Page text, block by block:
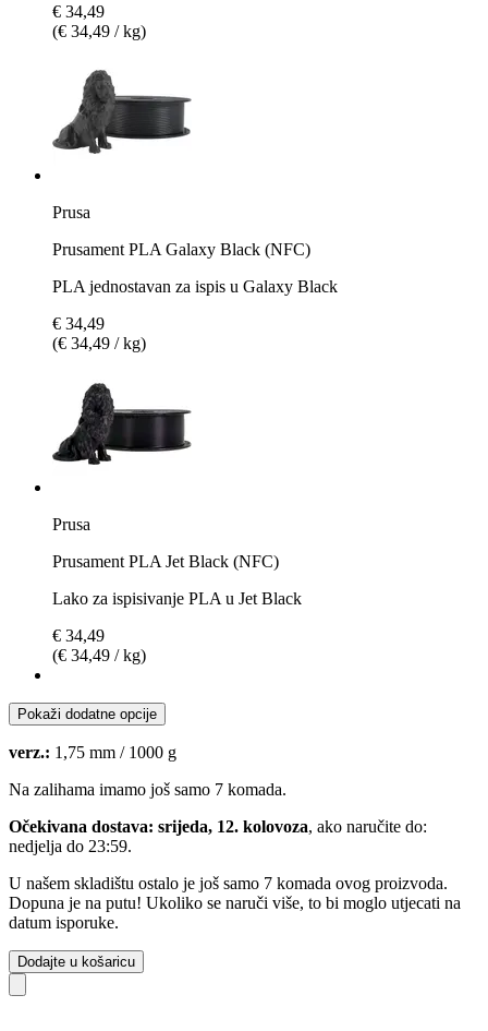
€ 34,49
(€ 34,49 / kg)
Prusa
Prusament PLA Galaxy Black (NFC)
PLA jednostavan za ispis u Galaxy Black
€ 34,49
(€ 34,49 / kg)
Prusa
Prusament PLA Jet Black (NFC)
Lako za ispisivanje PLA u Jet Black
€ 34,49
(€ 34,49 / kg)
Pokaži dodatne opcije
verz.: 1,75 mm / 1000 g
Na zalihama imamo još samo 7 komada.
Očekivana dostava: srijeda, 12. kolovoza, ako naručite do:
nedjelja do 23:59.
U našem skladištu ostalo je još samo 7 komada ovog proizvoda.
Dopuna je na putu! Ukoliko se naruči više, to bi moglo utjecati na
datum isporuke.
Dodajte u košaricu